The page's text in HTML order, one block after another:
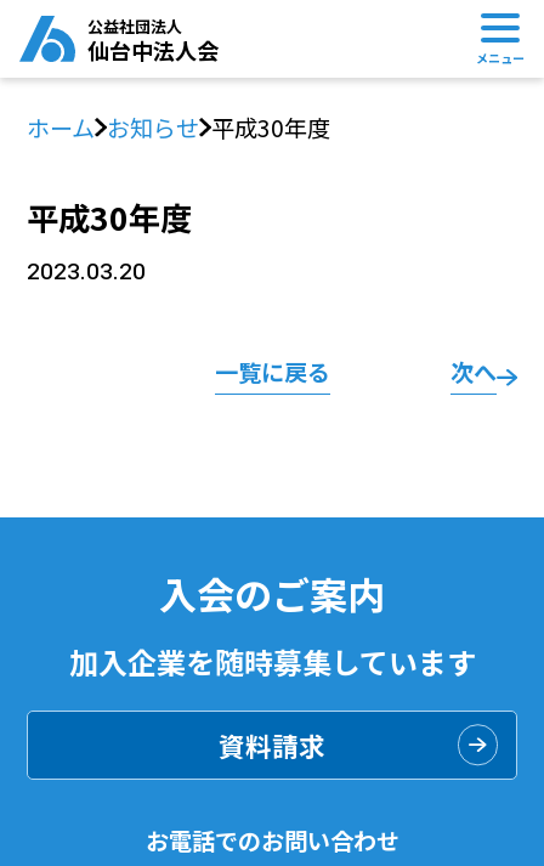
公益社団法人
仙台中法人会 メニュー
ホーム お知らせ 平成30年度
平成30年度
2023.03.20
一覧に戻る 次へ
入会のご案内
加入企業を随時募集しています
資料請求
お電話でのお問い合わせ